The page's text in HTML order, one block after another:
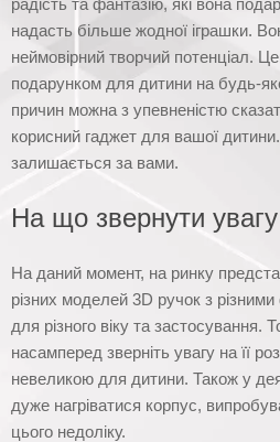
надасть більше жодної іграшки.
неймовірний творчий потенціал.
подарунком для дитини на будь-
причин можна з упевненістю
корисний гаджет для вашої
залишається за вами.
На що звернути
На даний момент, на ринку
різних моделей 3D ручок з
для різного віку та застосування.
насамперед зверніть увагу на її
невеликою для дитини. Також у
дуже нагріватися корпус,
цього недоліку.